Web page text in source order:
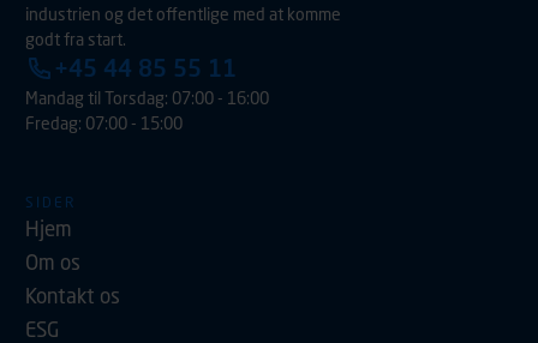
industrien og det offentlige med at komme
godt fra start.
+45 44 85 55 11
Mandag til Torsdag: 07:00 - 16:00
Fredag: 07:00 - 15:00
SIDER
Hjem
Om os
Kontakt os
ESG